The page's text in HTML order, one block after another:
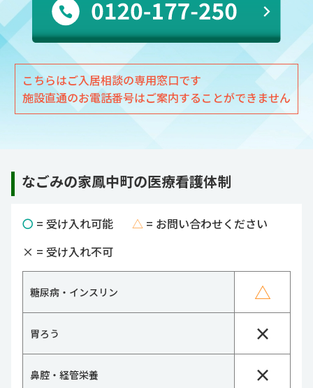
こちらはご入居相談の専用窓口です
施設直通のお電話番号はご案内することができません
なごみの家鳳中町の医療看護体制
〇 = 受け入れ可能 △ = お問い合わせください
× = 受け入れ不可
糖尿病・インスリン △
胃ろう ×
鼻腔・経管栄養 ×